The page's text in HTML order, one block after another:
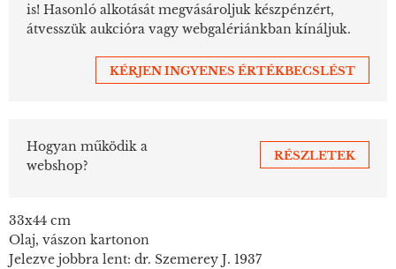
is! Hasonló alkotását megvásároljuk készpénzért,
átvesszük aukcióra vagy webgalériánkban kínáljuk.
KÉRJEN INGYENES ÉRTÉKBECSLÉST
Hogyan működik a
webshop?
RÉSZLETEK
33x44 cm
Olaj, vászon kartonon
Jelezve jobbra lent: dr. Szemerey J. 1937